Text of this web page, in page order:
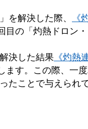
を解決した際、
《
目の「灼熱ドロン
決した結果 《灼熱
ます。この際、一
たことで与えられ